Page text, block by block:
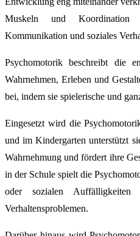
Muskeln und Koordination
Kommunikation und soziales
Psychomotorik beschreibt die
Wahrnehmen, Erleben und
bei, indem sie spielerische und
Eingesetzt wird die
und im Kindergarten unterstützt
Wahrnehmung und fördert ihre
in der Schule spielt die
oder sozialen
Verhaltensproblemen.